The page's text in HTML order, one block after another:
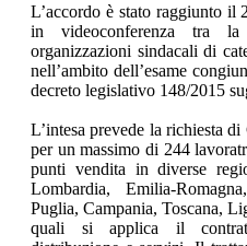
L’accordo è stato raggiunto il
in videoconferenza tra
organizzazioni sindacali di
nell’ambito dell’esame
decreto legislativo 148/2015
L’intesa prevede la richiesta
per un massimo di 244
punti vendita in diverse
Lombardia, Emilia-
Puglia, Campania, Toscana,
quali si applica il